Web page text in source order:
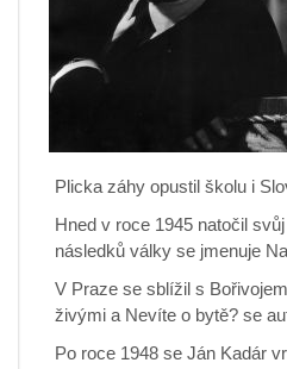
Plicka záhy opustil školu i
Hned v roce 1945 natočil
následků války se jmenuje
V Praze se sblížil s
živými a Nevíte o bytě? se
Po roce 1948 se Ján Kadár